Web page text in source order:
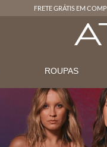
FRETE GRÁTIS EM
ROUPAS